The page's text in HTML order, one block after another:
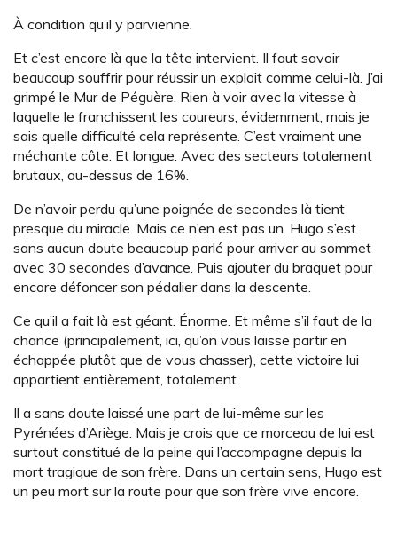
À condition qu’il y parvienne.
Et c’est encore là que la tête intervient. Il faut savoir
beaucoup souffrir pour réussir un exploit comme celui-là. J’ai
grimpé le Mur de Péguère. Rien à voir avec la vitesse à
laquelle le franchissent les coureurs, évidemment, mais je
sais quelle difficulté cela représente. C’est vraiment une
méchante côte. Et longue. Avec des secteurs totalement
brutaux, au-dessus de 16%.
De n’avoir perdu qu’une poignée de secondes là tient
presque du miracle. Mais ce n’en est pas un. Hugo s’est
sans aucun doute beaucoup parlé pour arriver au sommet
avec 30 secondes d’avance. Puis ajouter du braquet pour
encore défoncer son pédalier dans la descente.
Ce qu’il a fait là est géant. Énorme. Et même s’il faut de la
chance (principalement, ici, qu’on vous laisse partir en
échappée plutôt que de vous chasser), cette victoire lui
appartient entièrement, totalement.
Il a sans doute laissé une part de lui-même sur les
Pyrénées d’Ariège. Mais je crois que ce morceau de lui est
surtout constitué de la peine qui l’accompagne depuis la
mort tragique de son frère. Dans un certain sens, Hugo est
un peu mort sur la route pour que son frère vive encore.